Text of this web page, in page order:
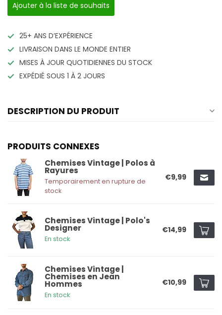
Ajouter à la liste de souhaits
25+ ANS D’EXPÉRIENCE
LIVRAISON DANS LE MONDE ENTIER
MISES À JOUR QUOTIDIENNES DU STOCK
EXPÉDIÉ SOUS 1 À 2 JOURS
DESCRIPTION DU PRODUIT
PRODUITS CONNEXES
Chemises Vintage | Polos à
Rayures
Temporairement en rupture de
stock
€9,99
Chemises Vintage | Polo's
Designer
En stock
€14,99
Chemises Vintage |
Chemises en Jean
Hommes
En stock
€10,99